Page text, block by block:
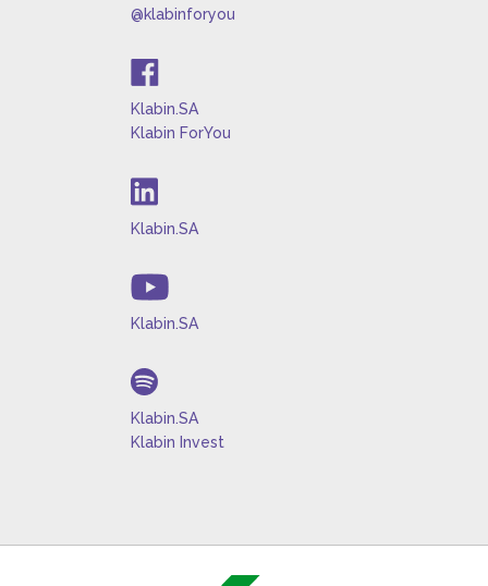
@klabinforyou
Klabin.SA
Klabin ForYou
Klabin.SA
Klabin.SA
Klabin.SA
Klabin Invest